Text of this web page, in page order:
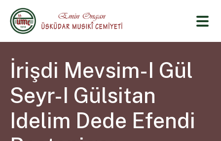
İrişdi Mevsim-I Gül
Seyr-I Gülsitan
Idelim Dede Efendi